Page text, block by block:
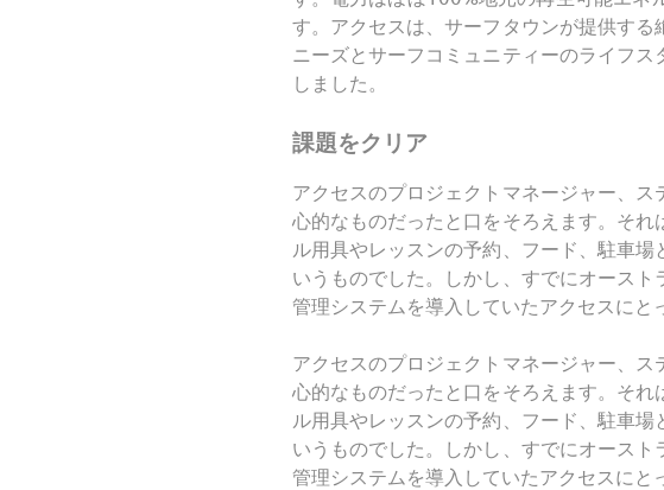
す。アクセスは、サーフタウンが提供す
ニーズとサーフコミュニティーのライフ
しました。
課題をクリア
アクセスのプロジェクトマネージャー、
心的なものだったと口をそろえます。そ
ル用具やレッスンの予約、フード、駐車
いうものでした。しかし、すでにオース
管理システムを導入していたアクセスにと
アクセスのプロジェクトマネージャー、
心的なものだったと口をそろえます。そ
ル用具やレッスンの予約、フード、駐車
いうものでした。しかし、すでにオース
管理システムを導入していたアクセスにと